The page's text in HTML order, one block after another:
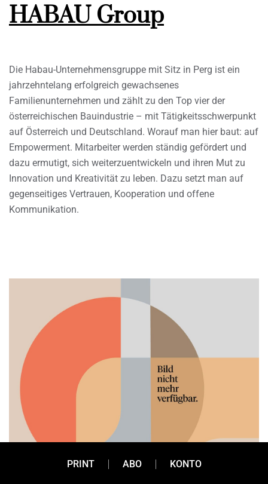
HABAU Group
Die Habau-Unternehmensgruppe mit Sitz in Perg ist ein
jahrzehntelang erfolgreich gewachsenes
Familienunternehmen und zählt zu den Top vier der
österreichischen Bauindustrie – mit Tätigkeitsschwerpunkt
auf Österreich und Deutschland. Worauf man hier baut: auf
Empowerment. Mitarbeiter werden ständig gefördert und
dazu ermutigt, sich weiterzuentwickeln und ihren Mut zu
Innovation und Kreativität zu leben. Dazu setzt man auf
gegenseitiges Vertrauen, Kooperation und offene
Kommunikation.
PRINT ABO KONTO